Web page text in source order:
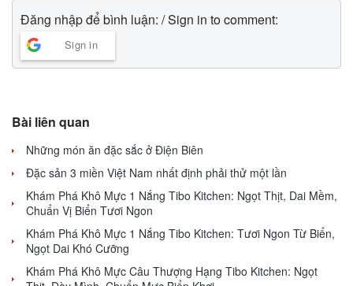
Đăng nhập để bình luận: / Sign in to comment:
Sign in
Bài liên quan
Những món ăn đặc sắc ở Điện Biên
Đặc sản 3 miền Việt Nam nhất định phải thử một lần
Khám Phá Khô Mực 1 Nắng Tibo Kitchen: Ngọt Thịt, Dai Mềm,
Chuẩn Vị Biển Tươi Ngon
Khám Phá Khô Mực 1 Nắng Tibo Kitchen: Tươi Ngon Từ Biển,
Ngọt Dai Khó Cưỡng
Khám Phá Khô Mực Câu Thượng Hạng Tibo Kitchen: Ngọt